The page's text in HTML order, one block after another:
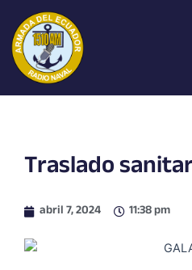
contenido
Traslado
abril 7, 2024 11:38 pm